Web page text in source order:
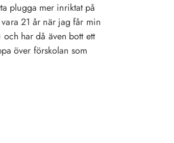
plugga mer inriktat på
21 år när jag får min
har då även bott ett
över förskolan som